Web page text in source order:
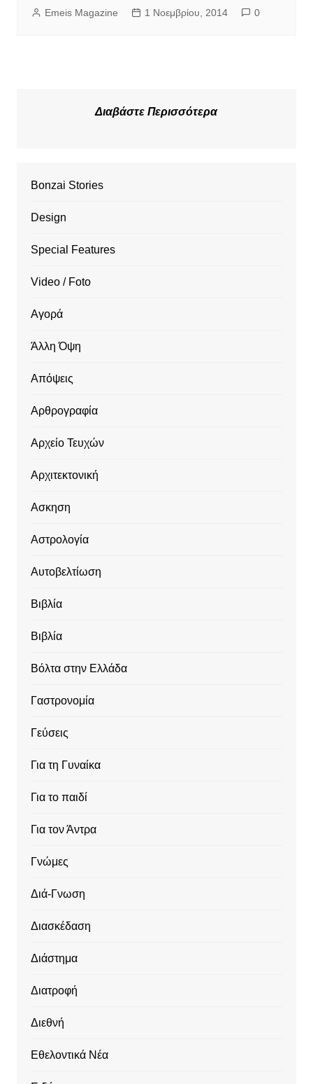
Emeis Magazine 1 Νοεμβρίου, 2014 0
Διαβάστε Περισσότερα
Bonzai Stories
Design
Special Features
Video / Foto
Αγορά
Άλλη Όψη
Απόψεις
Αρθρογραφία
Αρχείο Τευχών
Αρχιτεκτονική
Ασκηση
Αστρολογία
Αυτοβελτίωση
Βιβλία
Βιβλία
Βόλτα στην Ελλάδα
Γαστρονομία
Γεύσεις
Για τη Γυναίκα
Για το παιδί
Για τον Άντρα
Γνώμες
Διά-Γνωση
Διασκέδαση
Διάστημα
Διατροφή
Διεθνή
Εθελοντικά Νέα